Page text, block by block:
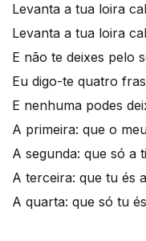
Levanta a tua loira
Levanta a tua loira
E não te deixes pelo
Eu digo-te quatro
E nenhuma podes
A primeira: que o
A segunda: que só a
A terceira: que tu és
A quarta: que só tu